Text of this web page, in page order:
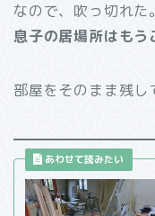
なので、吹っ切れた
息子の居場所はもう
部屋をそのまま残